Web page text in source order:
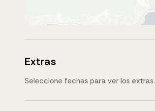
Extras
Seleccione fechas para ver los extras.